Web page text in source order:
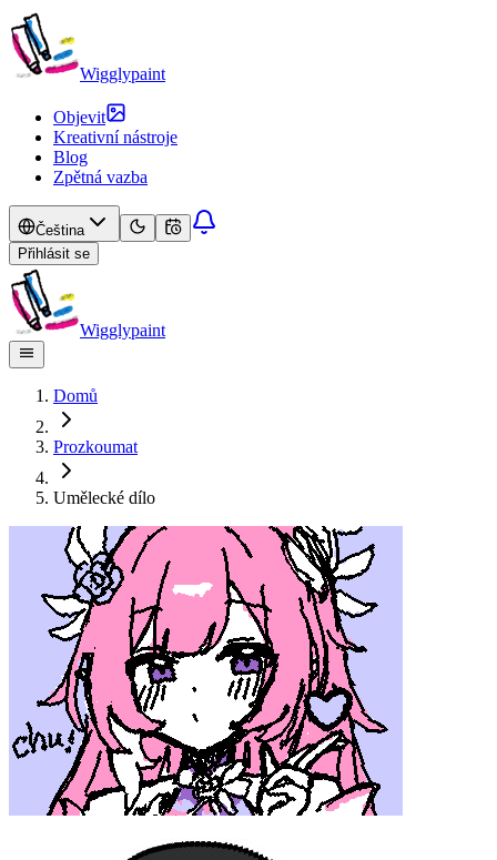
Wigglypaint
Objevit
Kreativní nástroje
Blog
Zpětná vazba
Čeština
Přihlásit se
Wigglypaint
Domů
Prozkoumat
Umělecké dílo